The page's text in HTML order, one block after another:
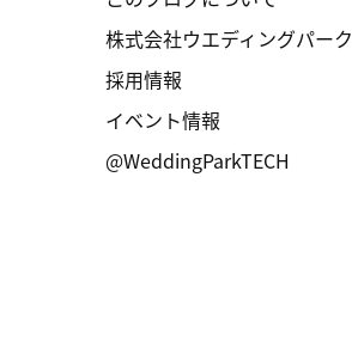
株式会社ウエディングパーク
採用情報
イベント情報
@WeddingParkTECH